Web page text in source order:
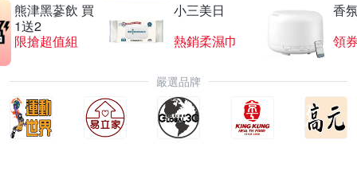
熊津黑蔘飲 買
1送2
限搶超值組
小三美日
熱銷柔濕巾
香
領
嚴選品牌